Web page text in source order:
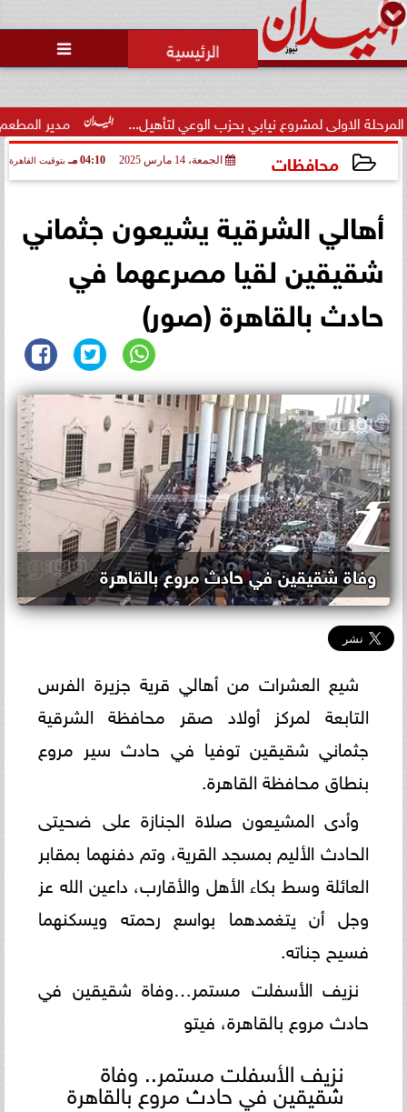

مدير المطعم عن واقعة لمشروع نيابي بحزب الوعي لتأهيل...
محافظات الجمعة، 14 مارس 2025 04:10 مـ بتوقيت القاهرة
أهالي الشرقية يشيعون جثماني
شقيقين لقيا مصرعهما في
حادث بالقاهرة (صور)
وفاة شقيقين في حادث مروع بالقاهرة
شيع العشرات من أهالي قرية جزيرة الفرس
التابعة لمركز أولاد صقر محافظة الشرقية
جثماني شقيقين توفيا في حادث سير مروع
بنطاق محافظة القاهرة.
وأدى المشيعون صلاة الجنازة على ضحيتى
الحادث الأليم بمسجد القرية، وتم دفنهما بمقابر
العائلة وسط بكاء الأهل والأقارب، داعين الله عز
وجل أن يتغمدهما بواسع رحمته ويسكنهما
فسيح جناته.
نزيف الأسفلت مستمر…وفاة شقيقين في
حادث مروع بالقاهرة، فيتو
نزيف الأسفلت مستمر.. وفاة
شقيقين في حادث مروع بالقاهرة